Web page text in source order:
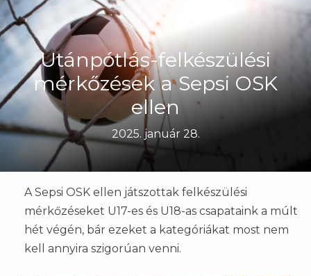
Utánpótlás-felkészülési
mérkőzések a Sepsi OSK
ellen
2025. január 28.
A Sepsi OSK ellen játszottak felkészülési
mérkőzéseket U17-es és U18-as csapataink a múlt
hét végén, bár ezeket a kategóriákat most nem
kell annyira szigorúan venni.